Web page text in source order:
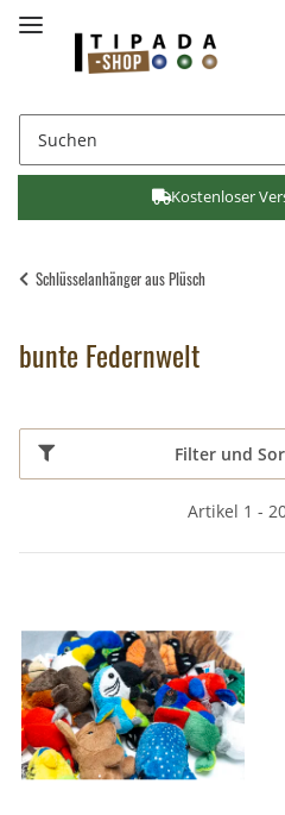
Kostenloser
Schlüsselanhänger aus Plüsch
bunte Federnwelt
Filter und
Artikel 1 -